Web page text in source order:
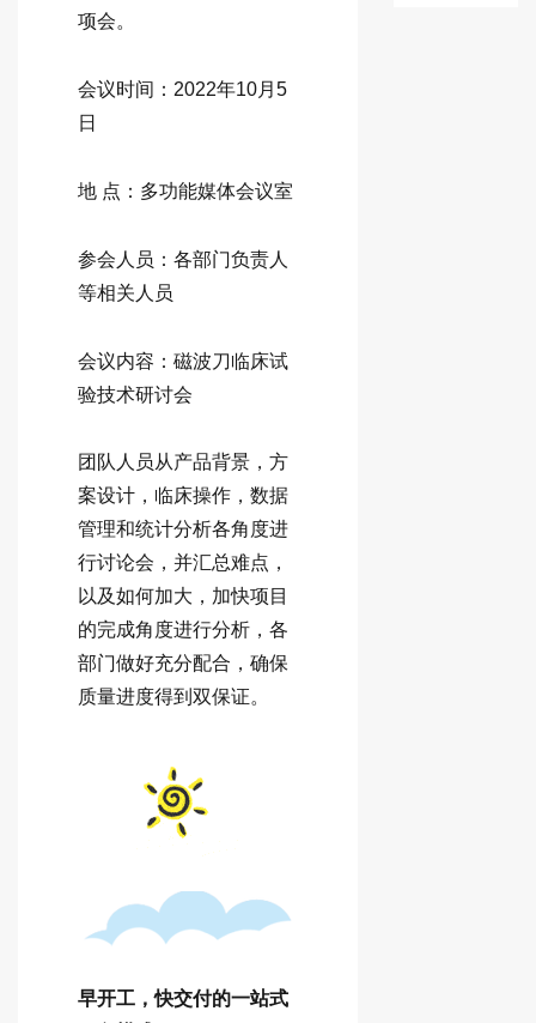
项会。
会议时间：2022年10月5
日
地 点：多功能媒体会议室
参会人员：各部门负责人
等相关人员
会议内容：磁波刀临床试
验技术研讨会
团队人员从产品背景，方
案设计，临床操作，数据
管理和统计分析各角度进
行讨论会，并汇总难点，
以及如何加大，加快项目
的完成角度进行分析，各
部门做好充分配合，确保
质量进度得到双保证。
早开工，快交付的一站式